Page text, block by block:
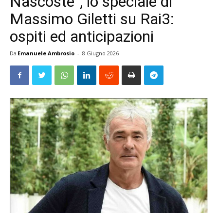
Massimo Giletti su Rai3:
ospiti ed anticipazioni
Da Emanuele Ambrosio - 8 Giugno 2026